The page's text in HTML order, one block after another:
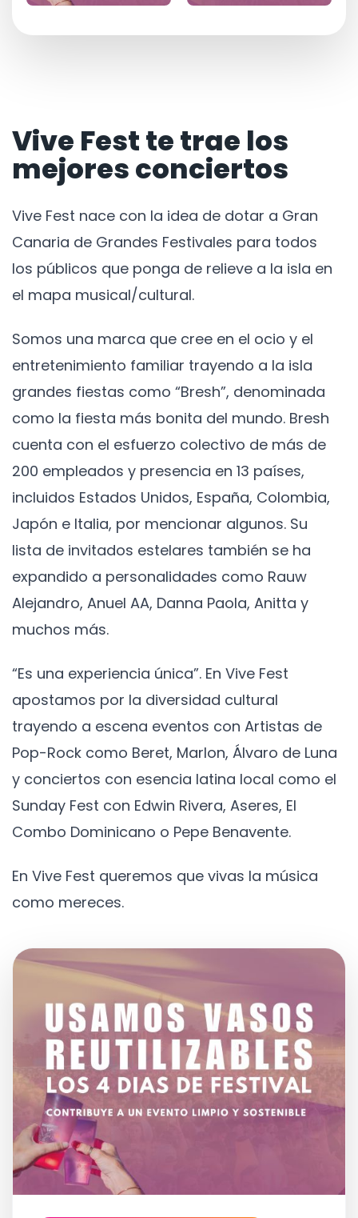
Vive Fest te trae los
mejores conciertos
Vive Fest nace con la idea de dotar a Gran
Canaria de Grandes Festivales para todos
los públicos que ponga de relieve a la isla en
el mapa musical/cultural.
Somos una marca que cree en el ocio y el
entretenimiento familiar trayendo a la isla
grandes fiestas como “Bresh”, denominada
como la fiesta más bonita del mundo. Bresh
cuenta con el esfuerzo colectivo de más de
200 empleados y presencia en 13 países,
incluidos Estados Unidos, España, Colombia,
Japón e Italia, por mencionar algunos. Su
lista de invitados estelares también se ha
expandido a personalidades como Rauw
Alejandro, Anuel AA, Danna Paola, Anitta y
muchos más.
“Es una experiencia única”. En Vive Fest
apostamos por la diversidad cultural
trayendo a escena eventos con Artistas de
Pop-Rock como Beret, Marlon, Álvaro de Luna
y conciertos con esencia latina local como el
Sunday Fest con Edwin Rivera, Aseres, El
Combo Dominicano o Pepe Benavente.
En Vive Fest queremos que vivas la música
como mereces.